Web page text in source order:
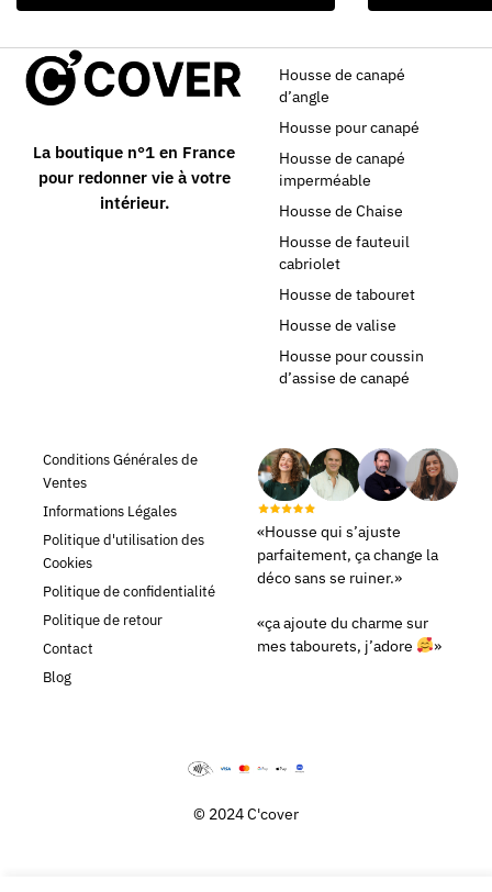
La boutique n°1 en France
pour redonner vie à votre
intérieur.
Housse de canapé
d’angle
Housse pour canapé
Housse de canapé
imperméable
Housse de Chaise
Housse de fauteuil
cabriolet
Housse de tabouret
Housse de valise
Housse pour coussin
d’assise de canapé
Conditions Générales de
Ventes
Informations Légales
Politique d'utilisation des
Cookies
Politique de confidentialité
Politique de retour
Contact
Blog
«Housse qui s’ajuste
parfaitement, ça change la
déco sans se ruiner.»
«ça ajoute du charme sur
mes tabourets, j’adore
»
© 2024 C'cover